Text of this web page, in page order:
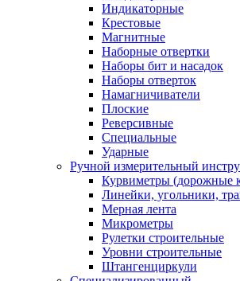
Индикаторные
Крестовые
Магнитные
Наборные отвертки
Наборы бит и насадок
Наборы отверток
Намагничиватели
Плоские
Реверсивные
Специальные
Ударные
Ручной измерительный
Курвиметры (дорожные
Линейки, угольники,
Мерная лента
Микрометры
Рулетки строительные
Уровни строительные
Штангенциркули